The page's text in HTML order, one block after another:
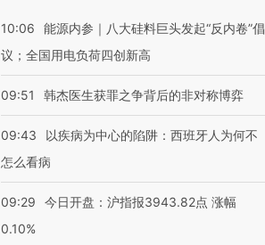
10:06
能源内参｜八大硅料巨头发起“反内卷”倡
议；全国用电负荷四创新高
09:51 韩杰医生获罪之争背后的非对称博弈
09:43
以疾病为中心的陷阱：西班牙人为何不
怎么看病
09:29
今日开盘：沪指报3943.82点 涨幅
0.10%